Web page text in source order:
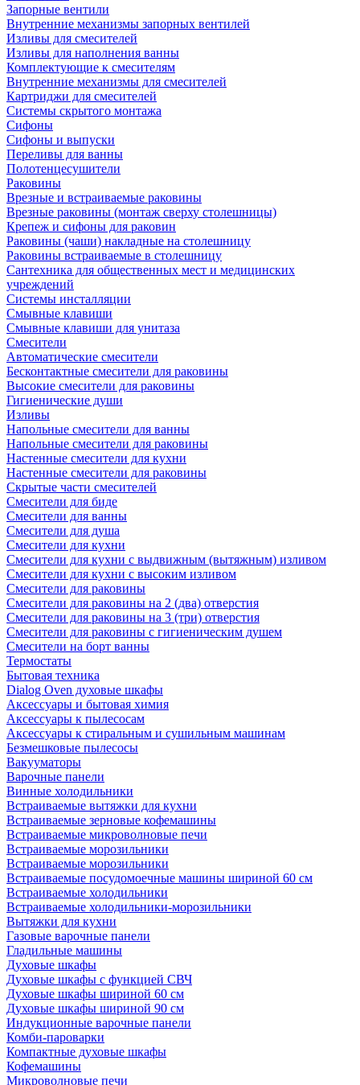
Запорные вентили
Внутренние механизмы запорных вентилей
Изливы для смесителей
Изливы для наполнения ванны
Комплектующие к смесителям
Внутренние механизмы для смесителей
Картриджи для смесителей
Системы скрытого монтажа
Сифоны
Сифоны и выпуски
Переливы для ванны
Полотенцесушители
Раковины
Врезные и встраиваемые раковины
Врезные раковины (монтаж сверху столешницы)
Крепеж и сифоны для раковин
Раковины (чаши) накладные на столешницу
Раковины встраиваемые в столешницу
Сантехника для общественных мест и медицинских
учреждений
Системы инсталляции
Смывные клавиши
Смывные клавиши для унитаза
Смесители
Автоматические смесители
Бесконтактные смесители для раковины
Высокие смесители для раковины
Гигиенические души
Изливы
Напольные смесители для ванны
Напольные смесители для раковины
Настенные смесители для кухни
Настенные смесители для раковины
Скрытые части смесителей
Смесители для биде
Смесители для ванны
Смесители для душа
Смесители для кухни
Смесители для кухни с выдвижным (вытяжным) изливом
Смесители для кухни с высоким изливом
Смесители для раковины
Смесители для раковины на 2 (два) отверстия
Смесители для раковины на 3 (три) отверстия
Смесители для раковины с гигиеническим душем
Смесители на борт ванны
Термостаты
Бытовая техника
Dialog Oven духовые шкафы
Аксессуары и бытовая химия
Аксессуары к пылесосам
Аксессуары к стиральным и сушильным машинам
Безмешковые пылесосы
Вакууматоры
Варочные панели
Винные холодильники
Встраиваемые вытяжки для кухни
Встраиваемые зерновые кофемашины
Встраиваемые микроволновые печи
Встраиваемые морозильники
Встраиваемые морозильники
Встраиваемые посудомоечные машины шириной 60 см
Встраиваемые холодильники
Встраиваемые холодильники-морозильники
Вытяжки для кухни
Газовые варочные панели
Гладильные машины
Духовые шкафы
Духовые шкафы с функцией СВЧ
Духовые шкафы шириной 60 см
Духовые шкафы шириной 90 см
Индукционные варочные панели
Комби-пароварки
Компактные духовые шкафы
Кофемашины
Микроволновые печи